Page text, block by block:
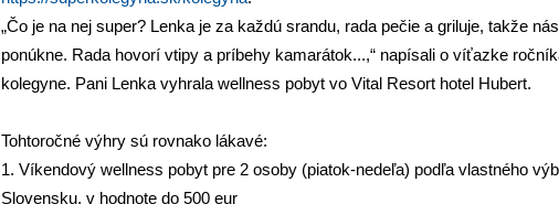
„Čo je na nej super? Lenka je za každú srandu, rada pečie a griluje, takže
ponúkne. Rada hovorí vtipy a príbehy kamarátok...,“ napísali o víťazke
kolegyne. Pani Lenka vyhrala wellness pobyt vo Vital Resort hotel Hubert.
Tohtoročné výhry sú rovnako lákavé:
1. Víkendový wellness pobyt pre 2 osoby (piatok-nedeľa) podľa vlastného
Slovensku, v hodnote do 500 eur